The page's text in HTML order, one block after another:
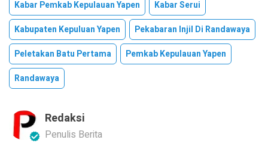
Kabar Pemkab Kepulauan Yapen
Kabar Serui
Kabupaten Kepuluan Yapen
Pekabaran Injil Di Randawaya
Peletakan Batu Pertama
Pemkab Kepulauan Yapen
Randawaya
Redaksi
Penulis Berita